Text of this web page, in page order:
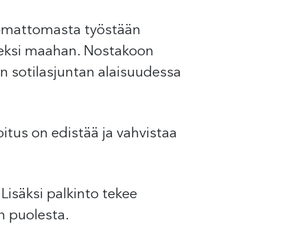
työstään
maahan. Nostakoon
sotilasjuntan alaisuudessa
on edistää ja vahvistaa
palkinto tekee
puolesta.